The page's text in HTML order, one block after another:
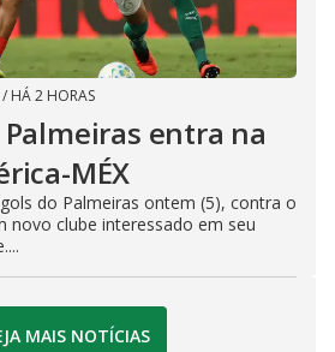
/ HÁ 2 HORAS
entra na
MÉX
do Palmeiras ontem (5), contra o
novo clube interessado em seu
MAIS NOTÍCIAS